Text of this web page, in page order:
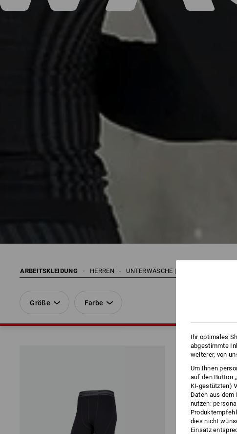
ARBEITSKLEIDUNG UNTERWÄSCHE | THERMOKLEIDUNG
HERREN
Größe Farbe
Ihr optimales
abgestimmte
weiterer, von
Um Ihnen
auf den Button
KI-gestützten)
Daten aus
nutzen:
dies nicht
Einsatz